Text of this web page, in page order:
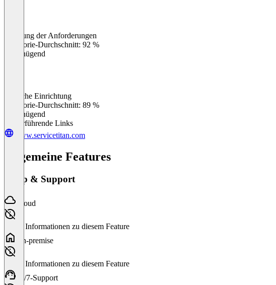
Erfüllung der Anforderungen
Kategorie-Durchschnitt: 92 %
Ungenügend
Einfache Einrichtung
Kategorie-Durchschnitt: 89 %
Ungenügend
Weiterführende Links
www.servicetitan.com
Allgemeine Features
Setup & Support
Cloud
Keine Informationen zu diesem Feature
On-premise
Keine Informationen zu diesem Feature
24/7-Support